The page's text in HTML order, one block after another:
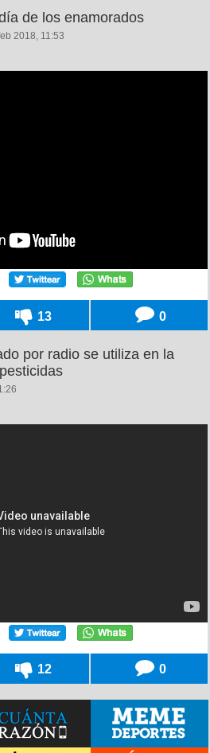
de los enamorados
2018, 11:53
13 0
por radio se utiliza en la
12 0